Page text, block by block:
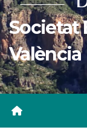
Societat
València